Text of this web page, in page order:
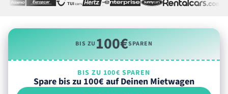
BIS ZU100€SPAREN
BIS ZU 100€ SPAREN
Spare bis zu 100€ auf Deinen Mietwagen